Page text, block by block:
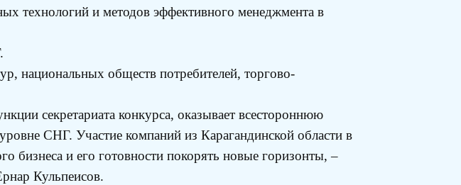
технологий и методов эффективного менеджмента в
национальных обществ потребителей, торгово-
секретариата конкурса, оказывает всестороннюю
СНГ. Участие компаний из Карагандинской области в
бизнеса и его готовности покорять новые горизонты, –
Кульпеисов.